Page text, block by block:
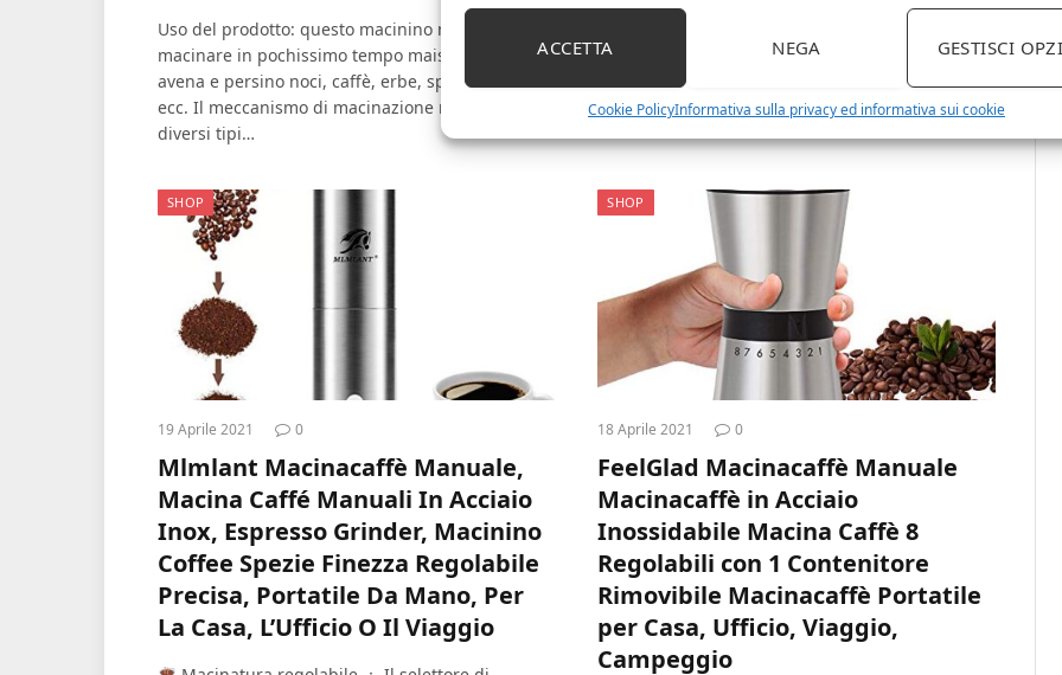
ACCETTA NEGA GESTISCI
Cookie PolicyInformativa sulla privacy ed informativa sui cookie
Uso del prodotto: questo macinino multifilo può
macinare in pochissimo tempo mais, frumento,
avena e persino noci, caffè, erbe, spezie, semi,
ecc. Il meccanismo di macinazione regolabile per
diversi tipi…
durevole.È molto adatto per macinare erbe,
possibile…
SHOP
19 Aprile 2021 0
Mlmlant Macinacaffè Manuale,
Macina Caffé Manuali In Acciaio
Inox, Espresso Grinder, Macinino
Coffee Spezie Finezza Regolabile
Precisa, Portatile Da Mano, Per
La Casa, L’Ufficio O Il Viaggio
SHOP
18 Aprile 2021 0
FeelGlad Macinacaffè Manuale
Macinacaffè in Acciaio
Inossidabile Macina Caffè 8
Regolabili con 1 Contenitore
Rimovibile Macinacaffè Portatile
per Casa, Ufficio, Viaggio,
Campeggio